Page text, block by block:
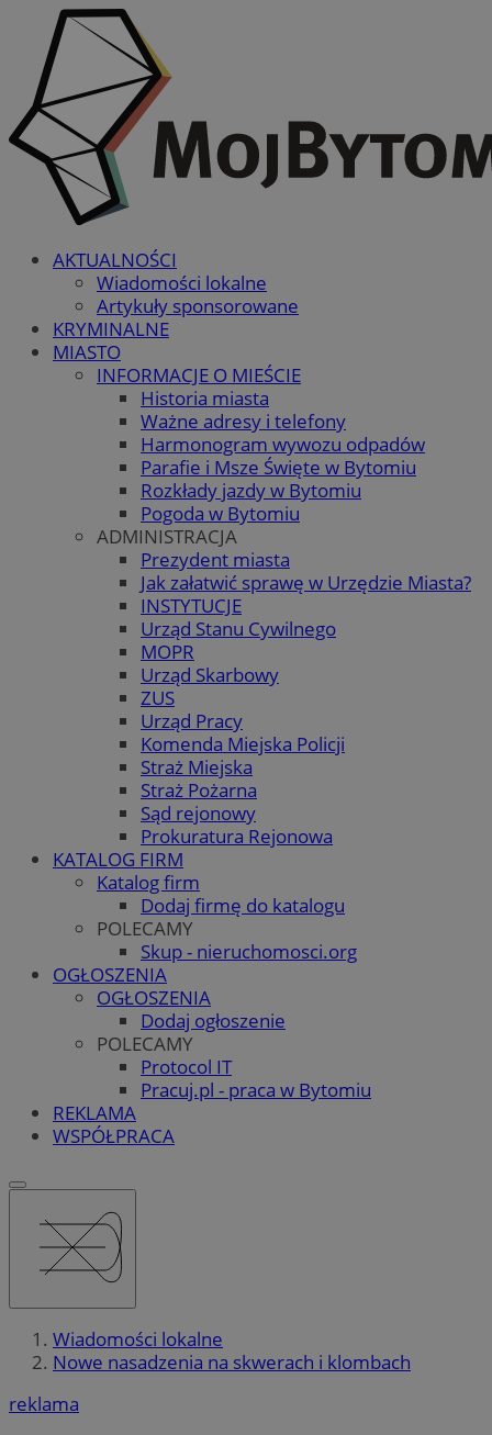
AKTUALNOŚCI
Wiadomości lokalne
Artykuły sponsorowane
KRYMINALNE
MIASTO
INFORMACJE O MIEŚCIE
Historia miasta
Ważne adresy i telefony
Harmonogram wywozu odpadów
Parafie i Msze Święte w Bytomiu
Rozkłady jazdy w Bytomiu
Pogoda w Bytomiu
ADMINISTRACJA
Prezydent miasta
Jak załatwić sprawę w Urzędzie Miasta?
INSTYTUCJE
Urząd Stanu Cywilnego
MOPR
Urząd Skarbowy
ZUS
Urząd Pracy
Komenda Miejska Policji
Straż Miejska
Straż Pożarna
Sąd rejonowy
Prokuratura Rejonowa
KATALOG FIRM
Katalog firm
Dodaj firmę do katalogu
POLECAMY
Skup - nieruchomosci.org
OGŁOSZENIA
OGŁOSZENIA
Dodaj ogłoszenie
POLECAMY
Protocol IT
Pracuj.pl - praca w Bytomiu
REKLAMA
WSPÓŁPRACA
Wiadomości lokalne
Nowe nasadzenia na skwerach i klombach
reklama